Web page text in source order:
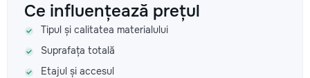
Ce influențează prețul
Tipul și calitatea materialului
Suprafața totală
Etajul și accesul